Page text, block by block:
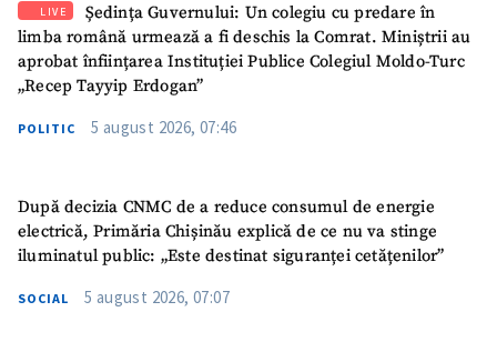
LIVE
Ședința Guvernului: Un colegiu cu predare în
limba română urmează a fi deschis la Comrat. Miniștrii au
aprobat înființarea Instituției Publice Colegiul Moldo-Turc
„Recep Tayyip Erdogan”
POLITIC 5 august 2026, 07:46
După decizia CNMC de a reduce consumul de energie
electrică, Primăria Chișinău explică de ce nu va stinge
iluminatul public: „Este destinat siguranței cetățenilor”
SOCIAL 5 august 2026, 07:07